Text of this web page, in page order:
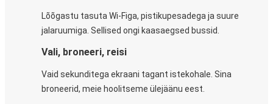
Lõõgastu tasuta Wi-Figa, pistikupesadega ja suure
jalaruumiga. Sellised ongi kaasaegsed bussid.
Vali, broneeri, reisi
Vaid sekunditega ekraani tagant istekohale. Sina
broneerid, meie hoolitseme ülejäänu eest.